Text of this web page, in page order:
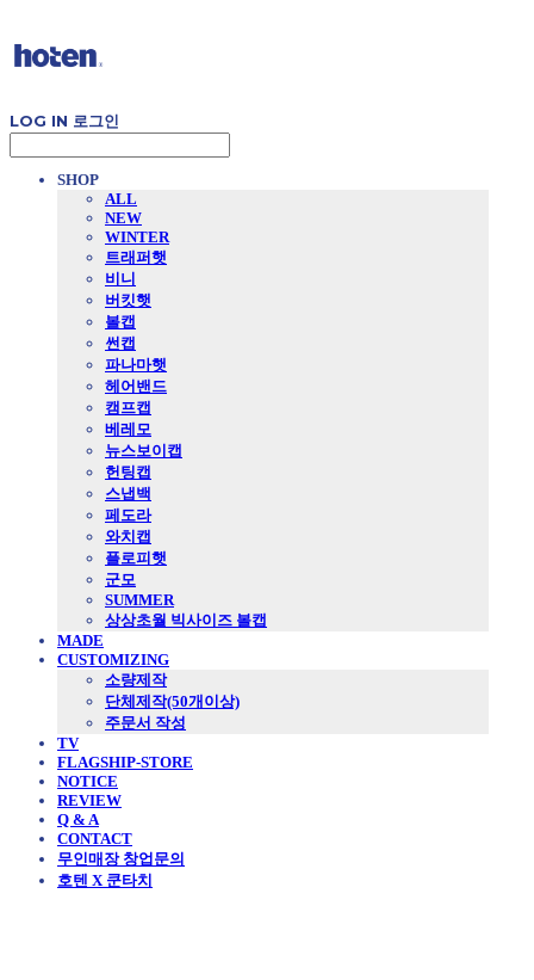
LOG IN 로그인
SHOP
ALL
NEW
WINTER
트래퍼햇
비니
버킷햇
볼캡
썬캡
파나마햇
헤어밴드
캠프캡
베레모
뉴스보이캡
헌팅캡
스냅백
페도라
와치캡
플로피햇
군모
SUMMER
상상초월 빅사이즈 볼캡
MADE
CUSTOMIZING
소량제작
단체제작(50개이상)
주문서 작성
TV
FLAGSHIP-STORE
NOTICE
REVIEW
Q & A
CONTACT
무인매장 창업문의
호텐 X 쿤타치